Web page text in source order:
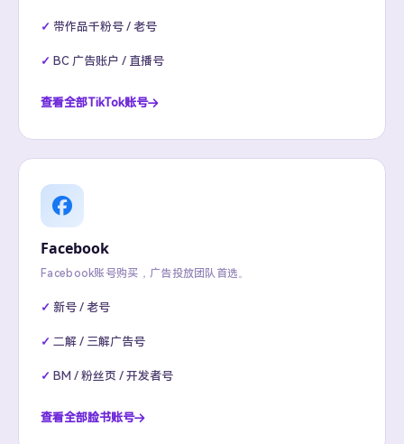
带作品千粉号 / 老号
BC 广告账户 / 直播号
查看全部TikTok账号
Facebook
Facebook账号购买，广告投放团队首选。
新号 / 老号
二解 / 三解广告号
BM / 粉丝页 / 开发者号
查看全部脸书账号